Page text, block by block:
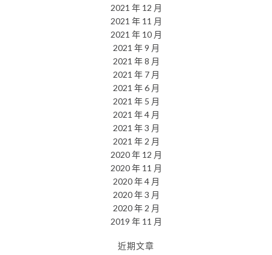
2021 年 12 月
2021 年 11 月
2021 年 10 月
2021 年 9 月
2021 年 8 月
2021 年 7 月
2021 年 6 月
2021 年 5 月
2021 年 4 月
2021 年 3 月
2021 年 2 月
2020 年 12 月
2020 年 11 月
2020 年 4 月
2020 年 3 月
2020 年 2 月
2019 年 11 月
近期文章